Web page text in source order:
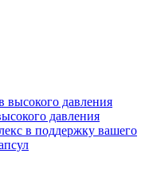
давления
в поддержку вашего